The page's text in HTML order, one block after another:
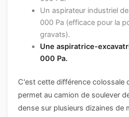
Un aspirateur industriel
000 Pa (efficace pour la
gravats).
Une aspiratrice-
000 Pa.
C'est cette différence colossale
permet au camion de soulever
dense sur plusieurs dizaines de